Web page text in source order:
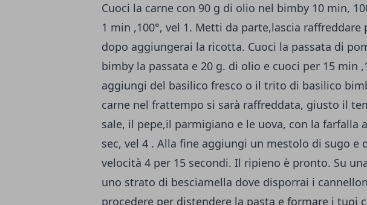
Cuoci la carne con 90 g di olio nel bimby 10 min,
1 min ,100°, vel 1. Metti da parte,lascia
dopo aggiungerai la ricotta. Cuoci la passata di
bimby la passata e 20 g. di olio e cuoci per 15 min
aggiungi del basilico fresco o il trito di basilico
carne nel frattempo si sarà raffreddata, giusto il
sale, il pepe,il parmigiano e le uova, con la farfalla
sec, vel 4 . Alla fine aggiungi un mestolo di sugo e
velocità 4 per 15 secondi. Il ripieno è pronto. Su
uno strato di besciamella dove disporrai i
procedere per distendere la pasta e formare i tuoi